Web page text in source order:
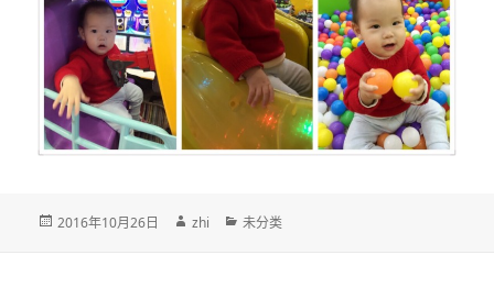
发
2016年10月26日
作
zhi
分
未分类